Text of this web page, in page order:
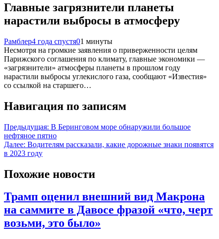
Главные загрязнители планеты
нарастили выбросы в атмосферу
Рамблер4 года спустя01 минуты
Несмотря на громкие заявления о приверженности целям
Парижского соглашения по климату, главные экономики —
«загрязнители» атмосферы планеты в прошлом году
нарастили выбросы углекислого газа, сообщают «Известия»
со ссылкой на старшего…
Навигация по записям
Предыдущая: В Беринговом море обнаружили большое
нефтяное пятно
Далее: Водителям рассказали, какие дорожные знаки появятся
в 2023 году
Похожие новости
Трамп оценил внешний вид Макрона
на саммите в Давосе фразой «что, черт
возьми, это было»